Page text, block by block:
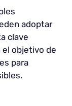
adoptar
clave
el objetivo de
para